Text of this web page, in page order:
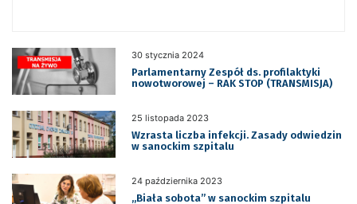
30 stycznia 2024
Parlamentarny Zespół ds. profilaktyki
nowotworowej – RAK STOP (TRANSMISJA)
25 listopada 2023
Wzrasta liczba infekcji. Zasady odwiedzin
w sanockim szpitalu
24 października 2023
„Biała sobota” w sanockim szpitalu